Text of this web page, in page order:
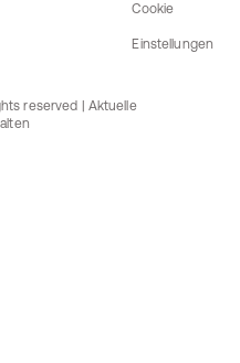
Cookie
Einstellungen
reserved | Aktuelle